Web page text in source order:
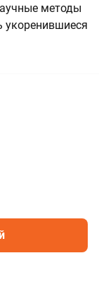
методы
укоренившиеся